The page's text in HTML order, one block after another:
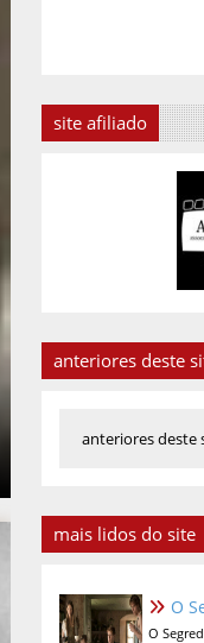
site afiliado
anteriores deste
mais lidos do site
O
O